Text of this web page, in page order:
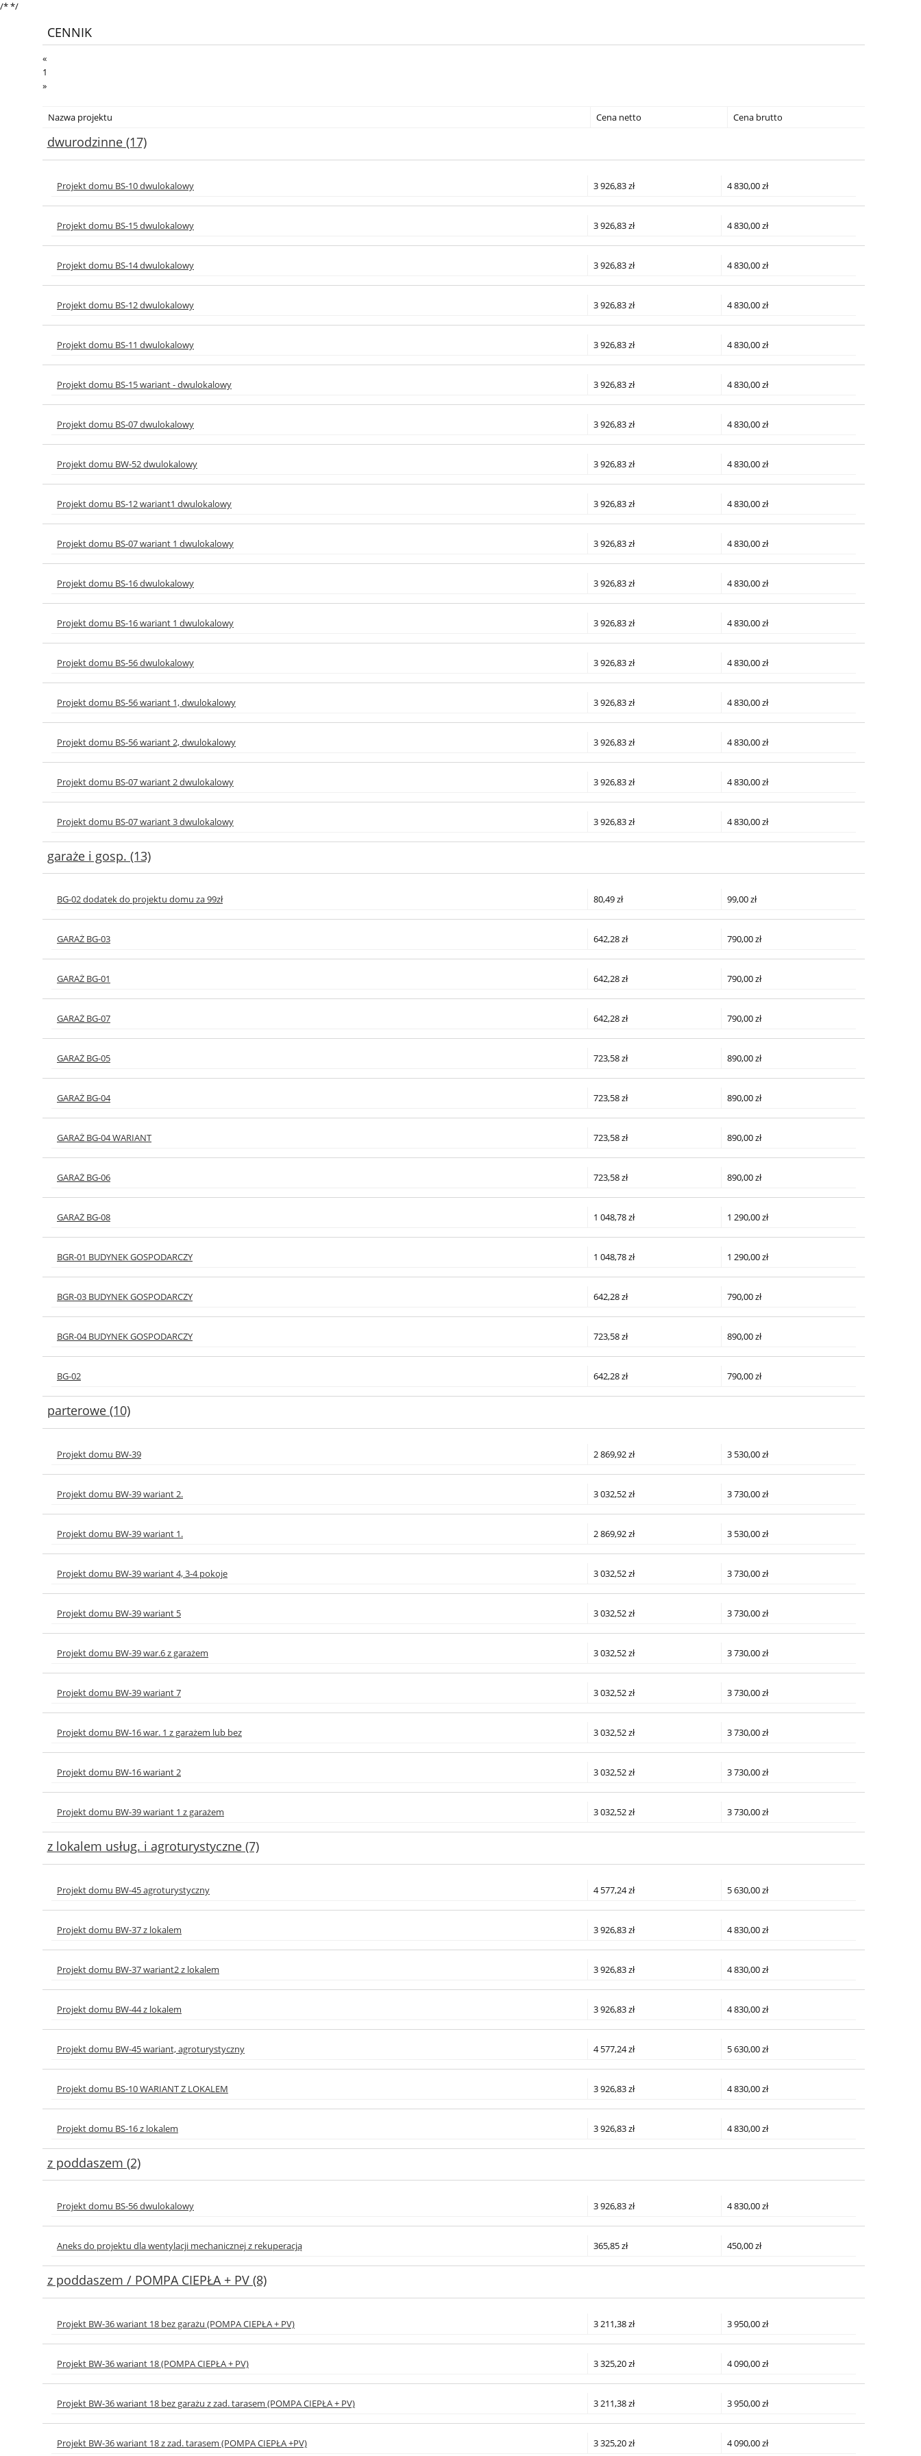
/**/
CENNIK
«
1
»
Nazwa projektu Cena netto Cena brutto
dwurodzinne (17)
Projekt domu BS-10 dwulokalowy 3 926,83 zł 4 830,00 zł
Projekt domu BS-15 dwulokalowy 3 926,83 zł 4 830,00 zł
Projekt domu BS-14 dwulokalowy 3 926,83 zł 4 830,00 zł
Projekt domu BS-12 dwulokalowy 3 926,83 zł 4 830,00 zł
Projekt domu BS-11 dwulokalowy 3 926,83 zł 4 830,00 zł
Projekt domu BS-15 wariant - dwulokalowy 3 926,83 zł 4 830,00 zł
Projekt domu BS-07 dwulokalowy 3 926,83 zł 4 830,00 zł
Projekt domu BW-52 dwulokalowy 3 926,83 zł 4 830,00 zł
Projekt domu BS-12 wariant1 dwulokalowy 3 926,83 zł 4 830,00 zł
Projekt domu BS-07 wariant 1 dwulokalowy 3 926,83 zł 4 830,00 zł
Projekt domu BS-16 dwulokalowy 3 926,83 zł 4 830,00 zł
Projekt domu BS-16 wariant 1 dwulokalowy 3 926,83 zł 4 830,00 zł
Projekt domu BS-56 dwulokalowy 3 926,83 zł 4 830,00 zł
Projekt domu BS-56 wariant 1, dwulokalowy 3 926,83 zł 4 830,00 zł
Projekt domu BS-56 wariant 2, dwulokalowy 3 926,83 zł 4 830,00 zł
Projekt domu BS-07 wariant 2 dwulokalowy 3 926,83 zł 4 830,00 zł
Projekt domu BS-07 wariant 3 dwulokalowy 3 926,83 zł 4 830,00 zł
garaże i gosp. (13)
BG-02 dodatek do projektu domu za 99zł 80,49 zł 99,00 zł
GARAŻ BG-03 642,28 zł 790,00 zł
GARAŻ BG-01 642,28 zł 790,00 zł
GARAŻ BG-07 642,28 zł 790,00 zł
GARAŻ BG-05 723,58 zł 890,00 zł
GARAŻ BG-04 723,58 zł 890,00 zł
GARAŻ BG-04 WARIANT 723,58 zł 890,00 zł
GARAŻ BG-06 723,58 zł 890,00 zł
GARAŻ BG-08 1 048,78 zł 1 290,00 zł
BGR-01 BUDYNEK GOSPODARCZY 1 048,78 zł 1 290,00 zł
BGR-03 BUDYNEK GOSPODARCZY 642,28 zł 790,00 zł
BGR-04 BUDYNEK GOSPODARCZY 723,58 zł 890,00 zł
BG-02 642,28 zł 790,00 zł
parterowe (10)
Projekt domu BW-39 2 869,92 zł 3 530,00 zł
Projekt domu BW-39 wariant 2. 3 032,52 zł 3 730,00 zł
Projekt domu BW-39 wariant 1. 2 869,92 zł 3 530,00 zł
Projekt domu BW-39 wariant 4, 3-4 pokoje 3 032,52 zł 3 730,00 zł
Projekt domu BW-39 wariant 5 3 032,52 zł 3 730,00 zł
Projekt domu BW-39 war.6 z garażem 3 032,52 zł 3 730,00 zł
Projekt domu BW-39 wariant 7 3 032,52 zł 3 730,00 zł
Projekt domu BW-16 war. 1 z garażem lub bez 3 032,52 zł 3 730,00 zł
Projekt domu BW-16 wariant 2 3 032,52 zł 3 730,00 zł
Projekt domu BW-39 wariant 1 z garażem 3 032,52 zł 3 730,00 zł
z lokalem usług. i agroturystyczne (7)
Projekt domu BW-45 agroturystyczny 4 577,24 zł 5 630,00 zł
Projekt domu BW-37 z lokalem 3 926,83 zł 4 830,00 zł
Projekt domu BW-37 wariant2 z lokalem 3 926,83 zł 4 830,00 zł
Projekt domu BW-44 z lokalem 3 926,83 zł 4 830,00 zł
Projekt domu BW-45 wariant, agroturystyczny 4 577,24 zł 5 630,00 zł
Projekt domu BS-10 WARIANT Z LOKALEM 3 926,83 zł 4 830,00 zł
Projekt domu BS-16 z lokalem 3 926,83 zł 4 830,00 zł
z poddaszem (2)
Projekt domu BS-56 dwulokalowy 3 926,83 zł 4 830,00 zł
Aneks do projektu dla wentylacji mechanicznej z rekuperacją 365,85 zł 450,00 zł
z poddaszem / POMPA CIEPŁA + PV (8)
Projekt BW-36 wariant 18 bez garażu (POMPA CIEPŁA + PV) 3 211,38 zł 3 950,00 zł
Projekt BW-36 wariant 18 (POMPA CIEPŁA + PV) 3 325,20 zł 4 090,00 zł
Projekt BW-36 wariant 18 bez garażu z zad. tarasem (POMPA CIEPŁA + PV) 3 211,38 zł 3 950,00 zł
Projekt BW-36 wariant 18 z zad. tarasem (POMPA CIEPŁA +PV) 3 325,20 zł 4 090,00 zł